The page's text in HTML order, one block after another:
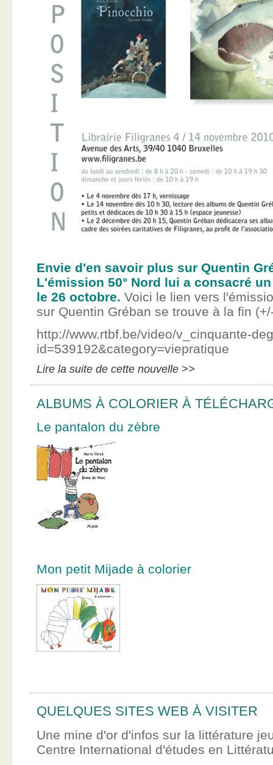
Envie d'en savoir plus sur Quentin
L'émission 50° Nord lui a consacré
le 26 octobre. Voici le lien vers
sur Quentin Gréban se trouve à la fin
http://www.rtbf.be/video/v_cinquante-
id=539192&category=viepratique
Lire la suite de cette nouvelle >>
ALBUMS À COLORIER À
Le pantalon du zèbre
Mon petit Mijade à colorier
QUELQUES SITES WEB À VISITER
Une mine d'or d'infos sur la littérature
Centre International d'études en